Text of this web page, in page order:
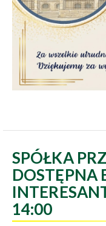
SPÓŁKA
DOSTĘPNA
14:00